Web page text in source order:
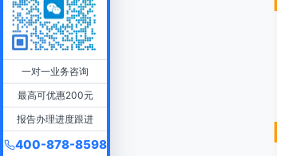
一对一业务咨询
最高可优惠200元
报告办理进度跟进
400-878-8598